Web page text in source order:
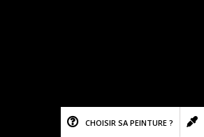
CHOISIR SA PEINTURE ?